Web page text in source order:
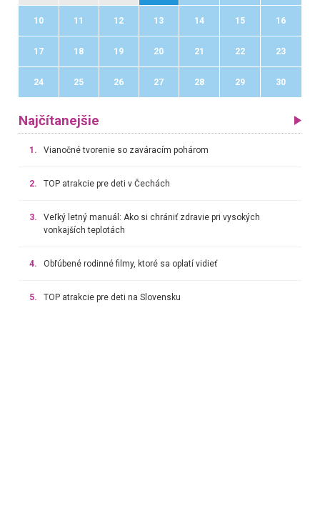
10 11 12 13 14 15 16
17 18 19 20 21 22 23
24 25 26 27 28 29 30
Najčítanejšie
1. Vianočné tvorenie so zaváracím pohárom
2. TOP atrakcie pre deti v Čechách
3.
Veľký letný manuál: Ako si chrániť zdravie pri vysokých
vonkajších teplotách
4. Obľúbené rodinné filmy, ktoré sa oplatí vidieť
5. TOP atrakcie pre deti na Slovensku